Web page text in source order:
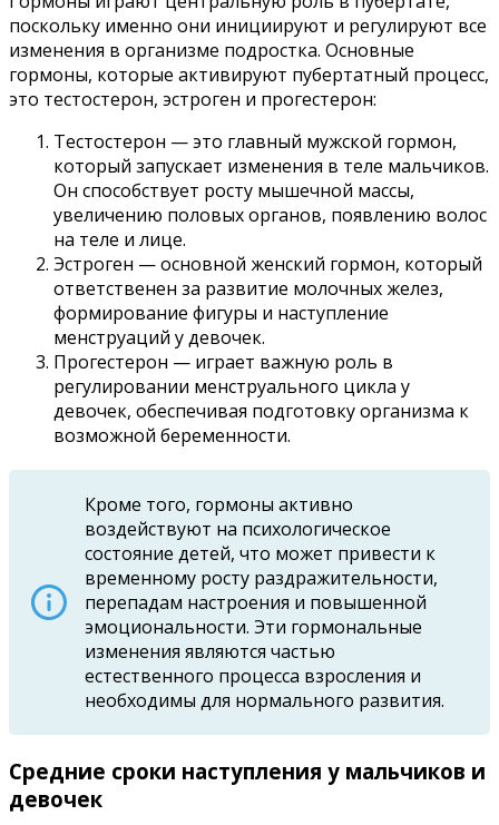
поскольку именно они инициируют и регулируют все
изменения в организме подростка. Основные
гормоны, которые активируют пубертатный процесс,
это тестостерон, эстроген и прогестерон:
Тестостерон — это главный мужской гормон,
который запускает изменения в теле мальчиков.
Он способствует росту мышечной массы,
увеличению половых органов, появлению волос
на теле и лице.
Эстроген — основной женский гормон, который
ответственен за развитие молочных желез,
формирование фигуры и наступление
менструаций у девочек.
Прогестерон — играет важную роль в
регулировании менструального цикла у
девочек, обеспечивая подготовку организма к
возможной беременности.
Кроме того, гормоны активно
воздействуют на психологическое
состояние детей, что может привести к
временному росту раздражительности,
перепадам настроения и повышенной
эмоциональности. Эти гормональные
изменения являются частью
естественного процесса взросления и
необходимы для нормального развития.
Средние сроки наступления у мальчиков и
девочек